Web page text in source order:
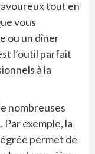
tout en
vous
ou un dîner
l’outil parfait
à la
nombreuses
exemple, la
permet de